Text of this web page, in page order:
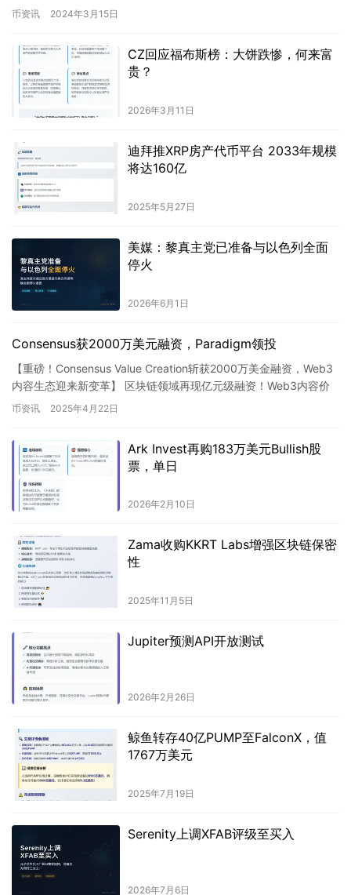
级后…
币资讯 2024年3月15日
CZ回应福布斯榜：大饼跌惨，何来富
贵？
2026年3月11日
迪拜推XRP房产代币平台 2033年规模
将达160亿
2025年5月27日
美媒：黎真主党已准备与以色列全面
停火
2026年6月1日
Consensus获2000万美元融资，Paradigm领投
【重磅！Consensus Value Creation斩获2000万美金融资，Web3
内容生态迎来新变革】 区块链领域再现亿元级融资！Web3内容价
值网络领航者Consensus…
币资讯 2025年4月22日
Ark Invest再购183万美元Bullish股
票，单日
2026年2月10日
Zama收购KKRT Labs增强区块链保密
性
2025年11月5日
Jupiter预测API开放测试
2026年2月26日
鲸鱼转存40亿PUMP至FalconX，值
1767万美元
2025年7月19日
Serenity上调XFAB评级至买入
2026年7月6日